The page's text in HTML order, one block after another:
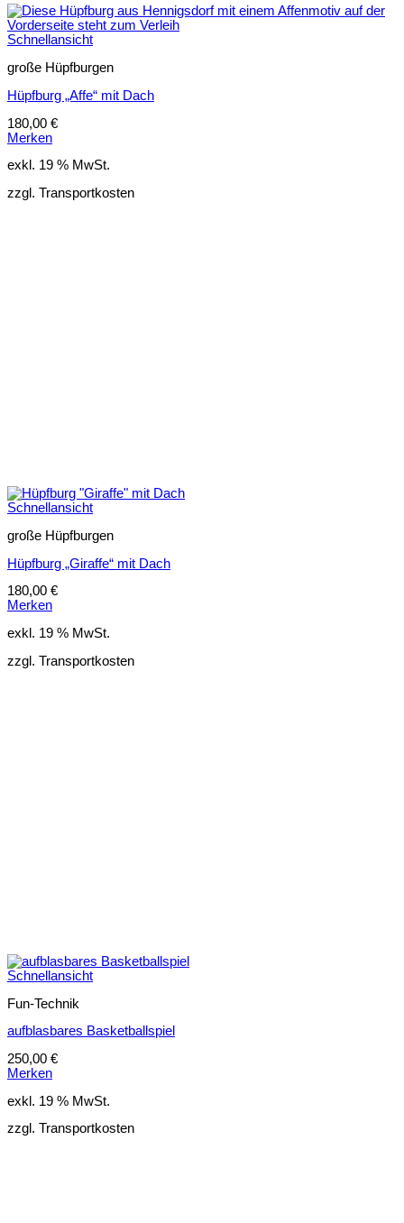
Schnellansicht
große Hüpfburgen
Hüpfburg „Affe“ mit Dach
180,00 €
Merken
exkl. 19 % MwSt.
zzgl. Transportkosten
Schnellansicht
große Hüpfburgen
Hüpfburg „Giraffe“ mit Dach
180,00 €
Merken
exkl. 19 % MwSt.
zzgl. Transportkosten
Schnellansicht
Fun-Technik
aufblasbares Basketballspiel
250,00 €
Merken
exkl. 19 % MwSt.
zzgl. Transportkosten